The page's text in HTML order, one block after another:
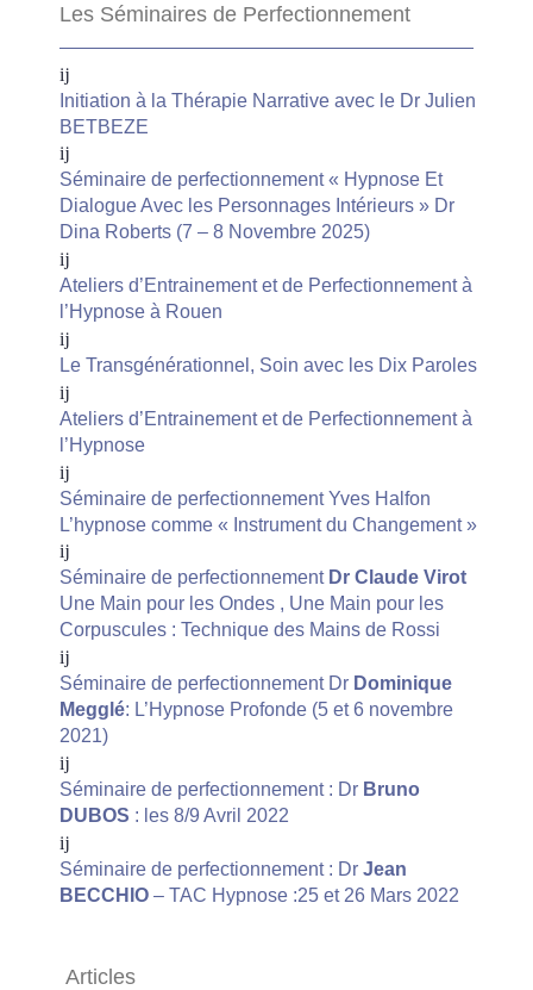
Les Séminaires de Perfectionnement
Initiation à la Thérapie Narrative avec le Dr Julien
BETBEZE
Séminaire de perfectionnement « Hypnose Et
Dialogue Avec les Personnages Intérieurs » Dr
Dina Roberts (7 – 8 Novembre 2025)
Ateliers d’Entrainement et de Perfectionnement à
l’Hypnose à Rouen
Le Transgénérationnel, Soin avec les Dix Paroles
Ateliers d’Entrainement et de Perfectionnement à
l’Hypnose
Séminaire de perfectionnement Yves Halfon
L’hypnose comme « Instrument du Changement »
Séminaire de perfectionnement Dr Claude Virot
Une Main pour les Ondes , Une Main pour les
Corpuscules : Technique des Mains de Rossi
Séminaire de perfectionnement Dr Dominique
Megglé: L’Hypnose Profonde (5 et 6 novembre
2021)
Séminaire de perfectionnement : Dr Bruno
DUBOS : les 8/9 Avril 2022
Séminaire de perfectionnement : Dr Jean
BECCHIO – TAC Hypnose :25 et 26 Mars 2022
Articles